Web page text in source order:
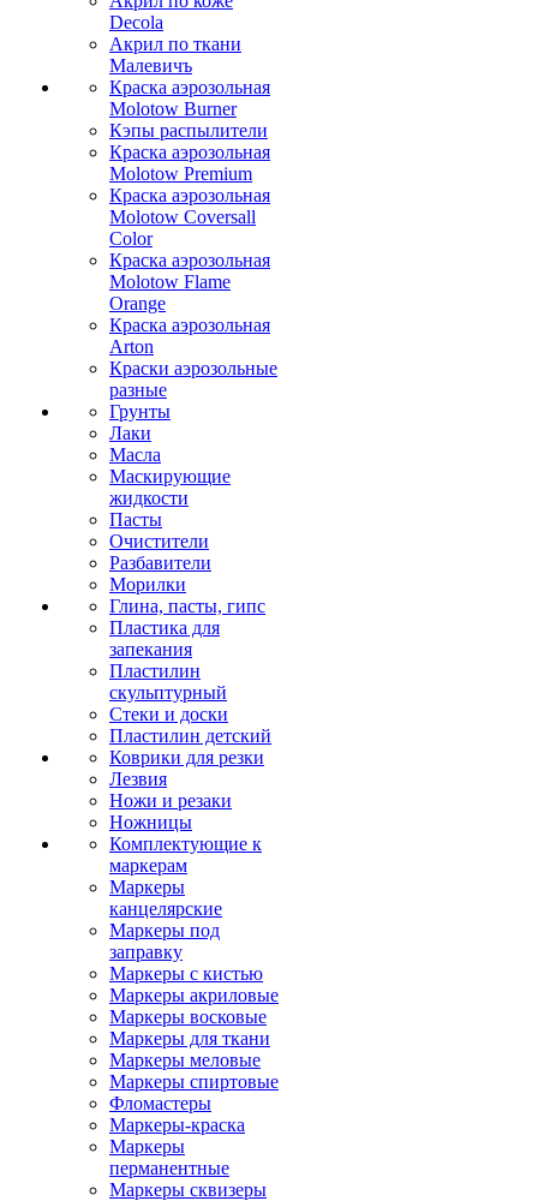
Decola
Акрил по ткани
Малевичъ
Краска аэрозольная
Molotow Burner
Кэпы распылители
Краска аэрозольная
Molotow Premium
Краска аэрозольная
Molotow Coversall
Color
Краска аэрозольная
Molotow Flame
Orange
Краска аэрозольная
Arton
Краски аэрозольные
разные
Грунты
Лаки
Масла
Маскирующие
жидкости
Пасты
Очистители
Разбавители
Морилки
Глина, пасты, гипс
Пластика для
запекания
Пластилин
скульптурный
Стеки и доски
Пластилин детский
Коврики для резки
Лезвия
Ножи и резаки
Ножницы
Комплектующие к
маркерам
Маркеры
канцелярские
Маркеры под
заправку
Маркеры с кистью
Маркеры акриловые
Маркеры восковые
Маркеры для ткани
Маркеры меловые
Маркеры спиртовые
Фломастеры
Маркеры-краска
Маркеры
перманентные
Маркеры сквизеры